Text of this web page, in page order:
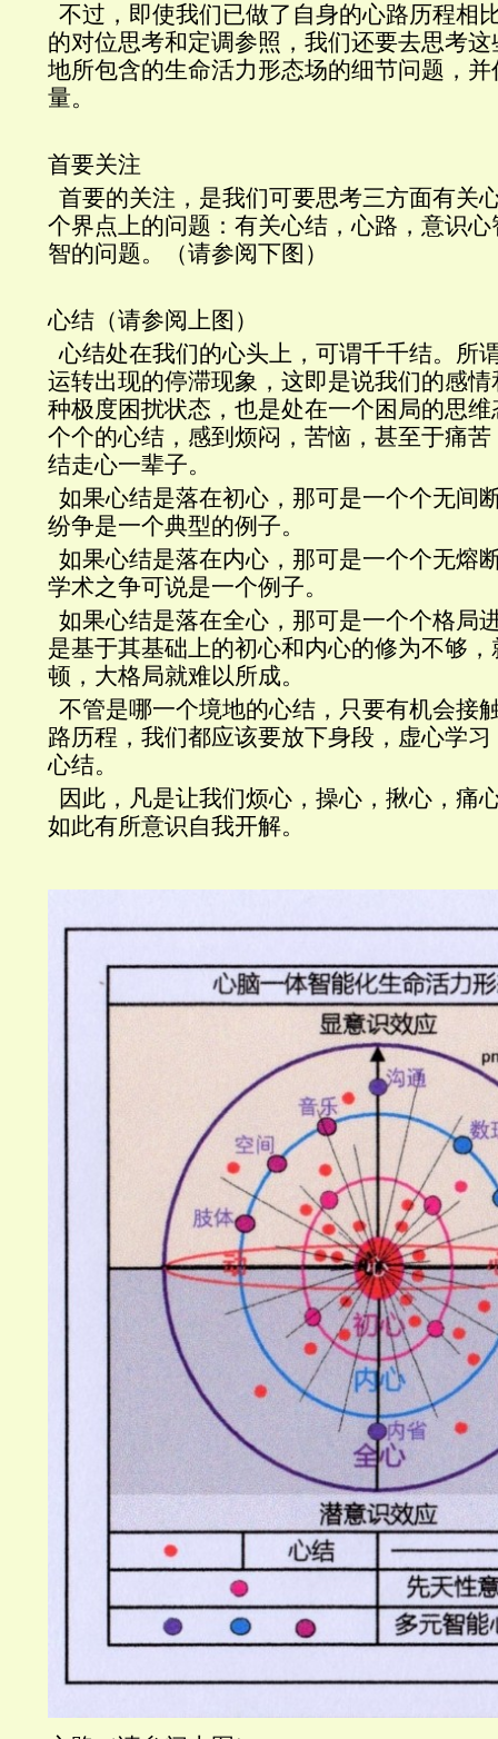
不过， 即使我们已做了自身的心路历程相
的对位思考和定调参照，我们还要去思考
地所包含的生命活力形态场的细节问题，
量。
首要关注
首要的关注，是我们可要思考三方面有关
个界点上的问题：有关心结，心路，意识
智的问题。（请参阅下图）
心结（请参阅上图）
心结处在我们的心头上，可谓千千结。所
运转出现的停滞现象，这即是说我们的感
种极度困扰状态，也是处在一个困局的思
个个的心结，感到烦闷，苦恼，甚至于痛
结走心一辈子。
如果心结是落在初心，那可是一个个无间
纷争是一个典型的例子。
如果心结是落在内心，那可是一个个无熔
学术之争可说是一个例子。
如果心结是落在全心，那可是一个个格局
是基于其基础上的初心和内心的修为不够
顿，大格局就难以所成。
不管是哪一个境地的心结，只要有机会接
路历程，我们都应该要放下身段，虚心学
心结。
因此，凡是让我们烦心，操心，揪心，痛
如此有所意识自我开解。